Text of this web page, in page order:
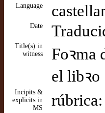
Language
Date
Title(s) in
witness
Foꝛma
el libꝛo
Incipits &
explicits in
MS